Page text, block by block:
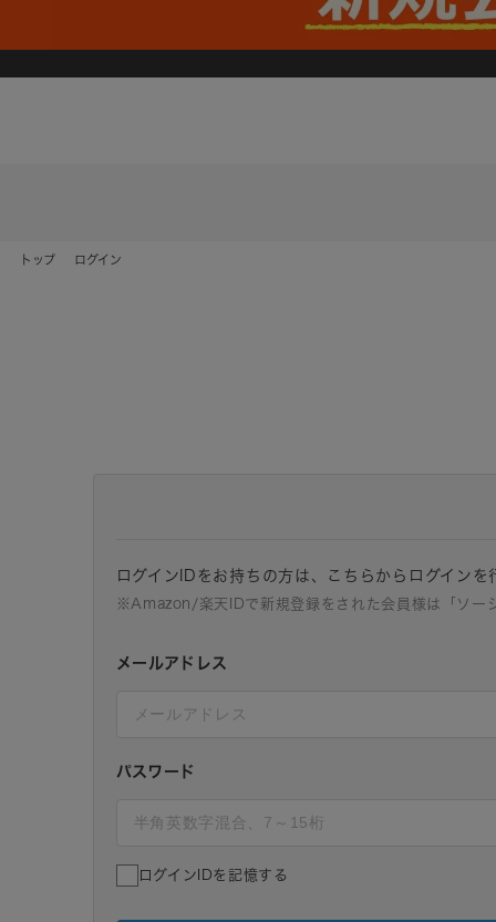
トップ ログイン
ログインIDをお持ちの方は、こちらからログインを
※Amazon/楽天IDで新規登録をされた会員様は「ソー
メールアドレス
パスワード
ログインIDを記憶する